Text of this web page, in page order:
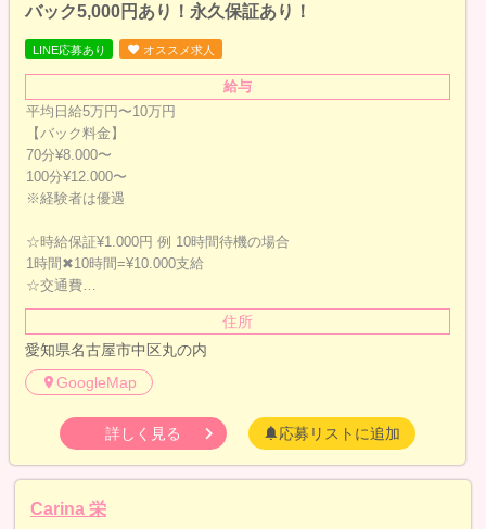
バック5,000円あり！永久保証あり！
LINE応募あり オススメ求人
給与
平均日給5万円〜10万円
【バック料金】
70分¥8.000〜
100分¥12.000〜
※経験者は優遇
☆時給保証¥1.000円 例 10時間待機の場合
1時間✖︎10時間=¥10.000支給
☆交通費…
住所
愛知県名古屋市中区丸の内
GoogleMap
詳しく見る 応募リストに追加
Carina 栄